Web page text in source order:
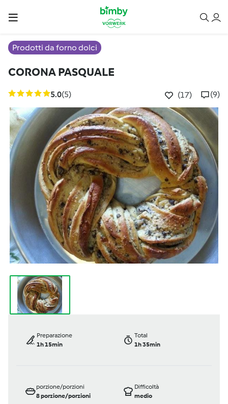
Prodotti da forno dolci
CORONA PASQUALE
5.0(5) (17) (9)
Preparazione
1h 15min
Total
1h 35min
porzione/porzioni
8porzione/porzioni
Difficoltà
medio